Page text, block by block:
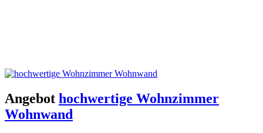
Angebot hochwertige Wohnzimmer
Wohnwand